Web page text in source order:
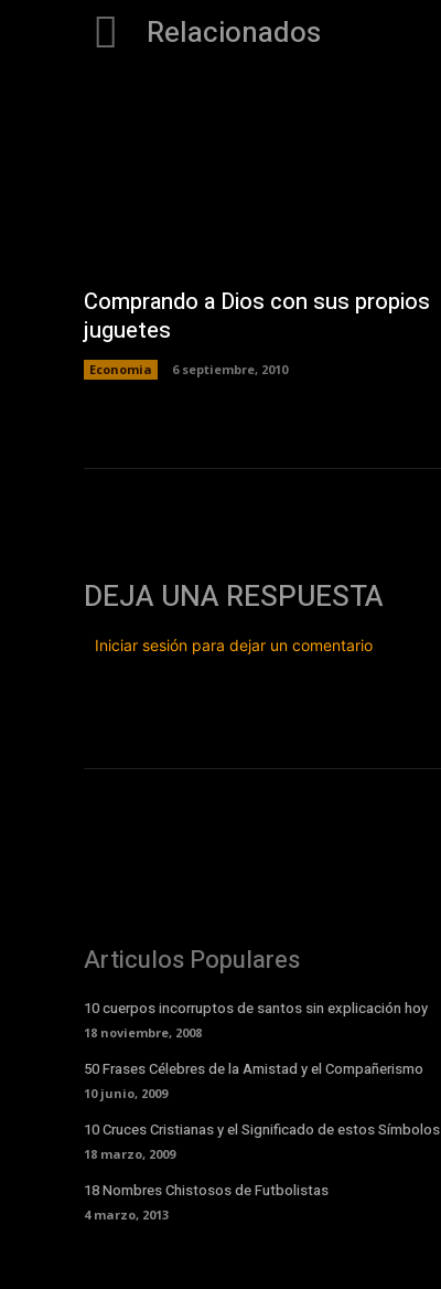
Relacionados
Comprando a Dios con sus propios
juguetes
Economia 6 septiembre, 2010
DEJA UNA RESPUESTA
Iniciar sesión para dejar un comentario
Articulos Populares
10 cuerpos incorruptos de santos sin explicación hoy
18 noviembre, 2008
50 Frases Célebres de la Amistad y el Compañerismo
10 junio, 2009
10 Cruces Cristianas y el Significado de estos Símbolos
18 marzo, 2009
18 Nombres Chistosos de Futbolistas
4 marzo, 2013